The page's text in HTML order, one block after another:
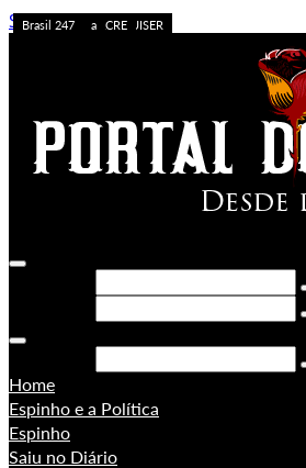
Skip to content
Home
Espinho e a Política
Espinho
Saiu no Diário
Caos no Acre
Acolhimento
APOSTA ALTA
ACREDITE QUEM QUISER
A FORÇA DO ACRE
Sem categoria
Ação da PF
Sem categoria
Brasil 247
Brasil 247
PORONGA
Brasil 247